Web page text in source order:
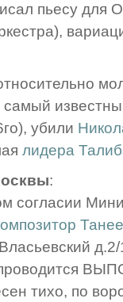
пьесу для
самый
убили
лидера
:
согласии
проводится
тихо, по